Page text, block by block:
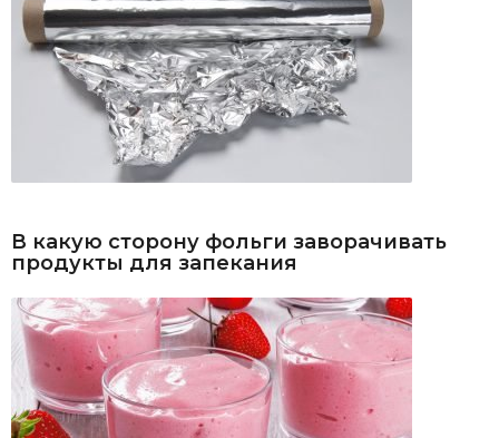
В какую сторону фольги заворачивать
продукты для запекания